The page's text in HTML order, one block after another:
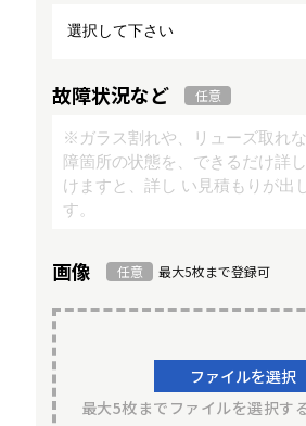
故障状況など 任意
画像 任意 最大5枚まで登録可
ファイルを選択
最大5枚までファイルを選択す